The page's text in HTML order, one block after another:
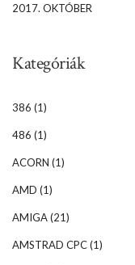
2017. OKTÓBER
Kategóriák
386 (1)
486 (1)
ACORN (1)
AMD (1)
AMIGA(21)
AMSTRAD CPC(1)